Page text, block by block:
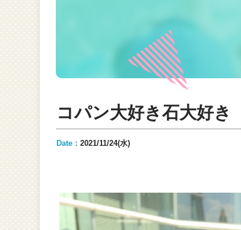
コパン大好き石大好き
Date： 2021/11/24(水)